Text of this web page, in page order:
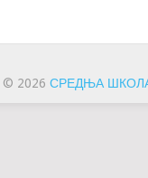
© 2026 СРЕДЊА